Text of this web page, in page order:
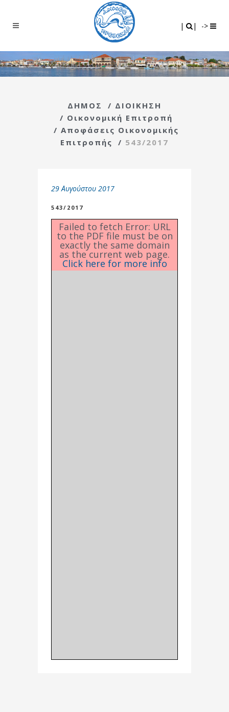
| | ->
ΔΗΜΟΣ / ΔΙΟΙΚΗΣΗ
/ Οικονομική Επιτροπή
/ Αποφάσεις Οικονομικής
Επιτροπής
/ 543/2017
29 Αυγούστου 2017
543/2017
Failed to fetch Error: URL
to the PDF file must be on
exactly the same domain
as the current web page.
Click here for more info